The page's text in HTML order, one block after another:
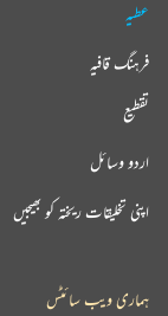
عطیہ
فرہنگ قافیہ
تقطیع
اردو وسائل
اپنی تخلیقات ریختہ کو بھیجیں
ہماری ویب سائٹس